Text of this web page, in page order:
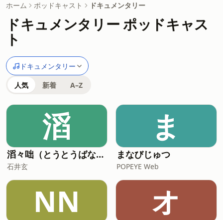
ホーム ポッドキャスト ドキュメンタリー
ドキュメンタリー ポッドキャス
ト
ドキュメンタリー
人気 新着 A–Z
滔
滔々咄（とうとうばなし）
石井玄
ま
まなびじゅつ
POPEYE Web
NN オ